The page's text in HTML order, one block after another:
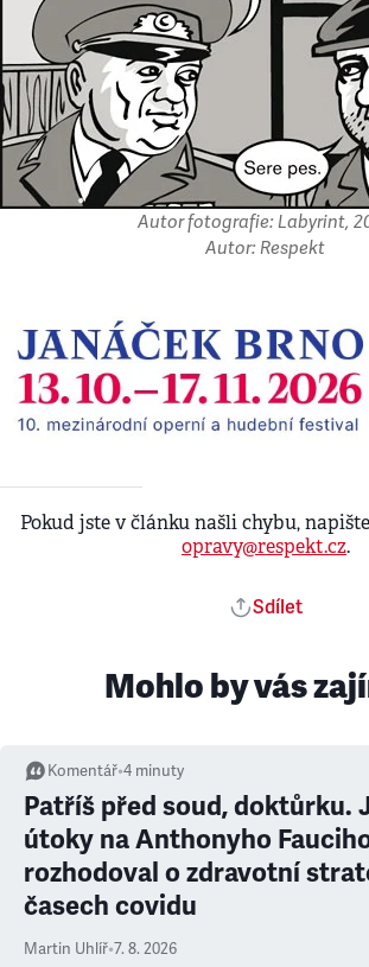
Autor fotografie: Labyrint,
Autor: Respekt
Pokud jste v článku našli chybu,
opravy@respekt.cz.
Sdílet
Mohlo by vás
Komentář•4 minuty
Patříš před soud, doktůrku.
útoky na Anthonyho
rozhodoval o zdravotní
časech covidu
Martin Uhlíř•7. 8. 2026